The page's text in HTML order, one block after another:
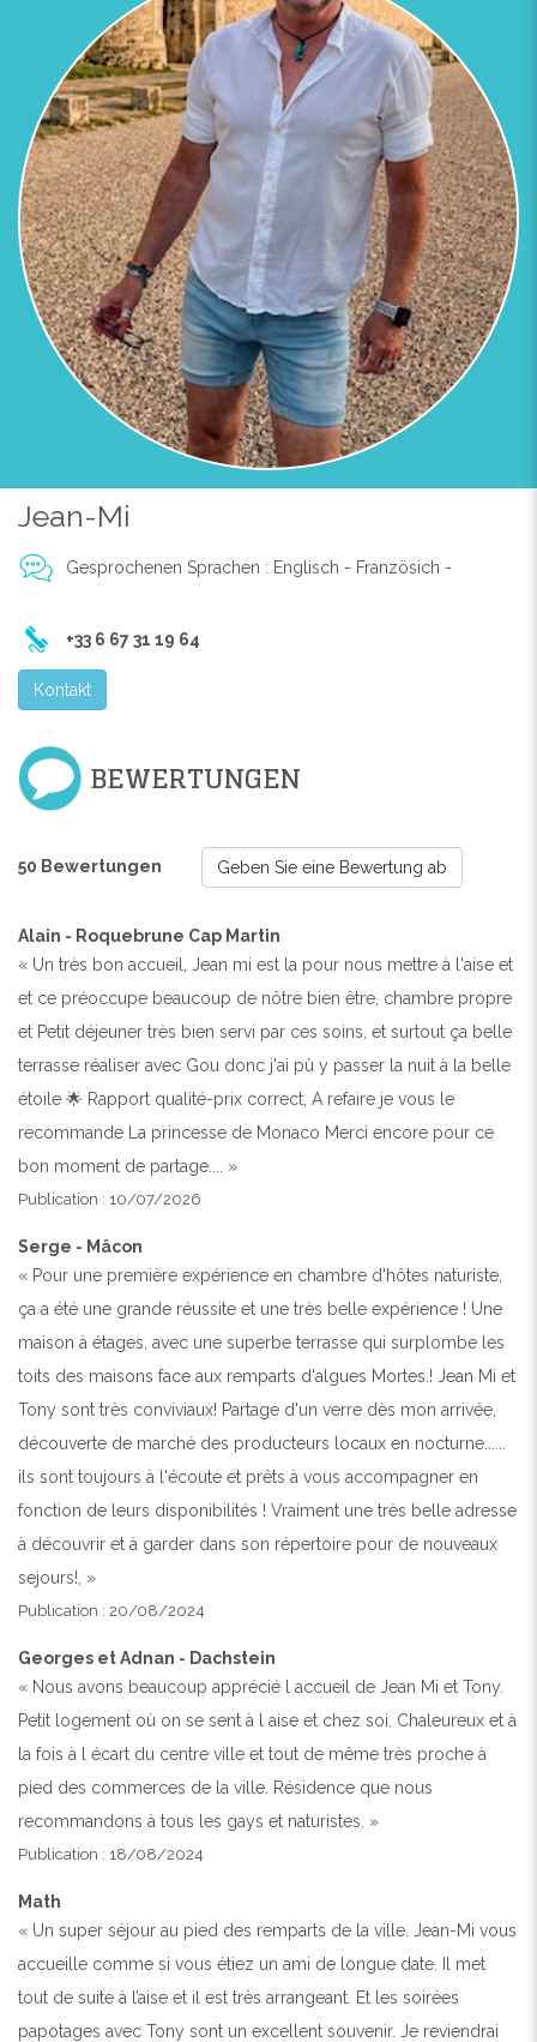
Jean-Mi
Gesprochenen Sprachen : Englisch - Französich -
+33 6 67 31 19 64
Kontakt
BEWERTUNGEN
50 Bewertungen Geben Sie eine Bewertung ab
Alain - Roquebrune Cap Martin
« Un très bon accueil, Jean mi est la pour nous mettre à l'aise et
et ce préoccupe beaucoup de nôtre bien être, chambre propre
et Petit déjeuner très bien servi par ces soins, et surtout ça belle
terrasse réaliser avec Gou donc j'ai pû y passer la nuit à la belle
étoile 🌟 Rapport qualité-prix correct, A refaire je vous le
recommande La princesse de Monaco Merci encore pour ce
bon moment de partage.... »
Publication : 10/07/2026
Serge - Mâcon
« Pour une première expérience en chambre d'hôtes naturiste,
ça a été une grande réussite et une très belle expérience ! Une
maison à étages, avec une superbe terrasse qui surplombe les
toits des maisons face aux remparts d'algues Mortes.! Jean Mi et
Tony sont très conviviaux! Partage d'un verre dès mon arrivée,
découverte de marché des producteurs locaux en nocturne......
ils sont toujours à l'écoute et prêts à vous accompagner en
fonction de leurs disponibilités ! Vraiment une très belle adresse
à découvrir et à garder dans son répertoire pour de nouveaux
sejours!, »
Publication : 20/08/2024
Georges et Adnan - Dachstein
« Nous avons beaucoup apprécié l accueil de Jean Mi et Tony.
Petit logement où on se sent à l aise et chez soi. Chaleureux et à
la fois à l écart du centre ville et tout de même très proche à
pied des commerces de la ville. Résidence que nous
recommandons à tous les gays et naturistes. »
Publication : 18/08/2024
Math
« Un super séjour au pied des remparts de la ville. Jean-Mi vous
accueille comme si vous étiez un ami de longue date. Il met
tout de suite à l’aise et il est très arrangeant. Et les soirées
papotages avec Tony sont un excellent souvenir. Je reviendrai